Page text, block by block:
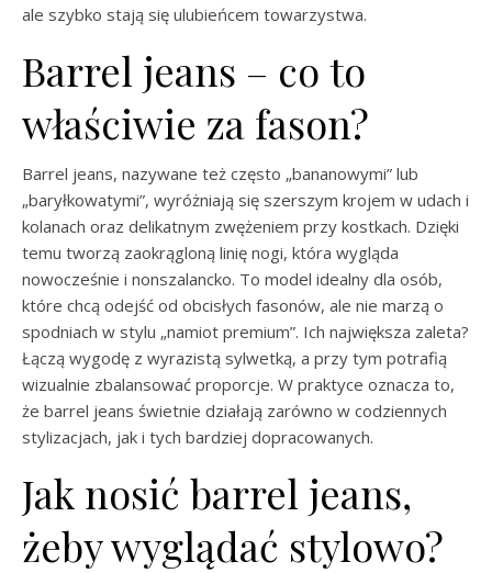
ale szybko stają się ulubieńcem towarzystwa.
Barrel jeans – co to
właściwie za fason?
Barrel jeans, nazywane też często „bananowymi” lub
„baryłkowatymi”, wyróżniają się szerszym krojem w udach i
kolanach oraz delikatnym zwężeniem przy kostkach. Dzięki
temu tworzą zaokrągloną linię nogi, która wygląda
nowocześnie i nonszalancko. To model idealny dla osób,
które chcą odejść od obcisłych fasonów, ale nie marzą o
spodniach w stylu „namiot premium”. Ich największa zaleta?
Łączą wygodę z wyrazistą sylwetką, a przy tym potrafią
wizualnie zbalansować proporcje. W praktyce oznacza to,
że barrel jeans świetnie działają zarówno w codziennych
stylizacjach, jak i tych bardziej dopracowanych.
Jak nosić barrel jeans,
żeby wyglądać stylowo?